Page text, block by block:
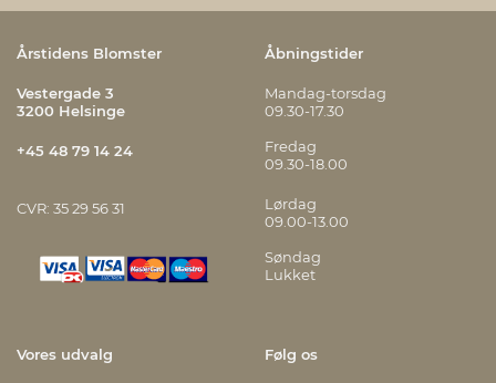
Årstidens Blomster
Vestergade 3
3200 Helsinge
+45 48 79 14 24
CVR: 35 29 56 31
Åbningstider
Mandag-torsdag
09.30-17.30
Fredag
09.30-18.00
Lørdag
09.00-13.00
Søndag
Lukket
Vores udvalg Følg os